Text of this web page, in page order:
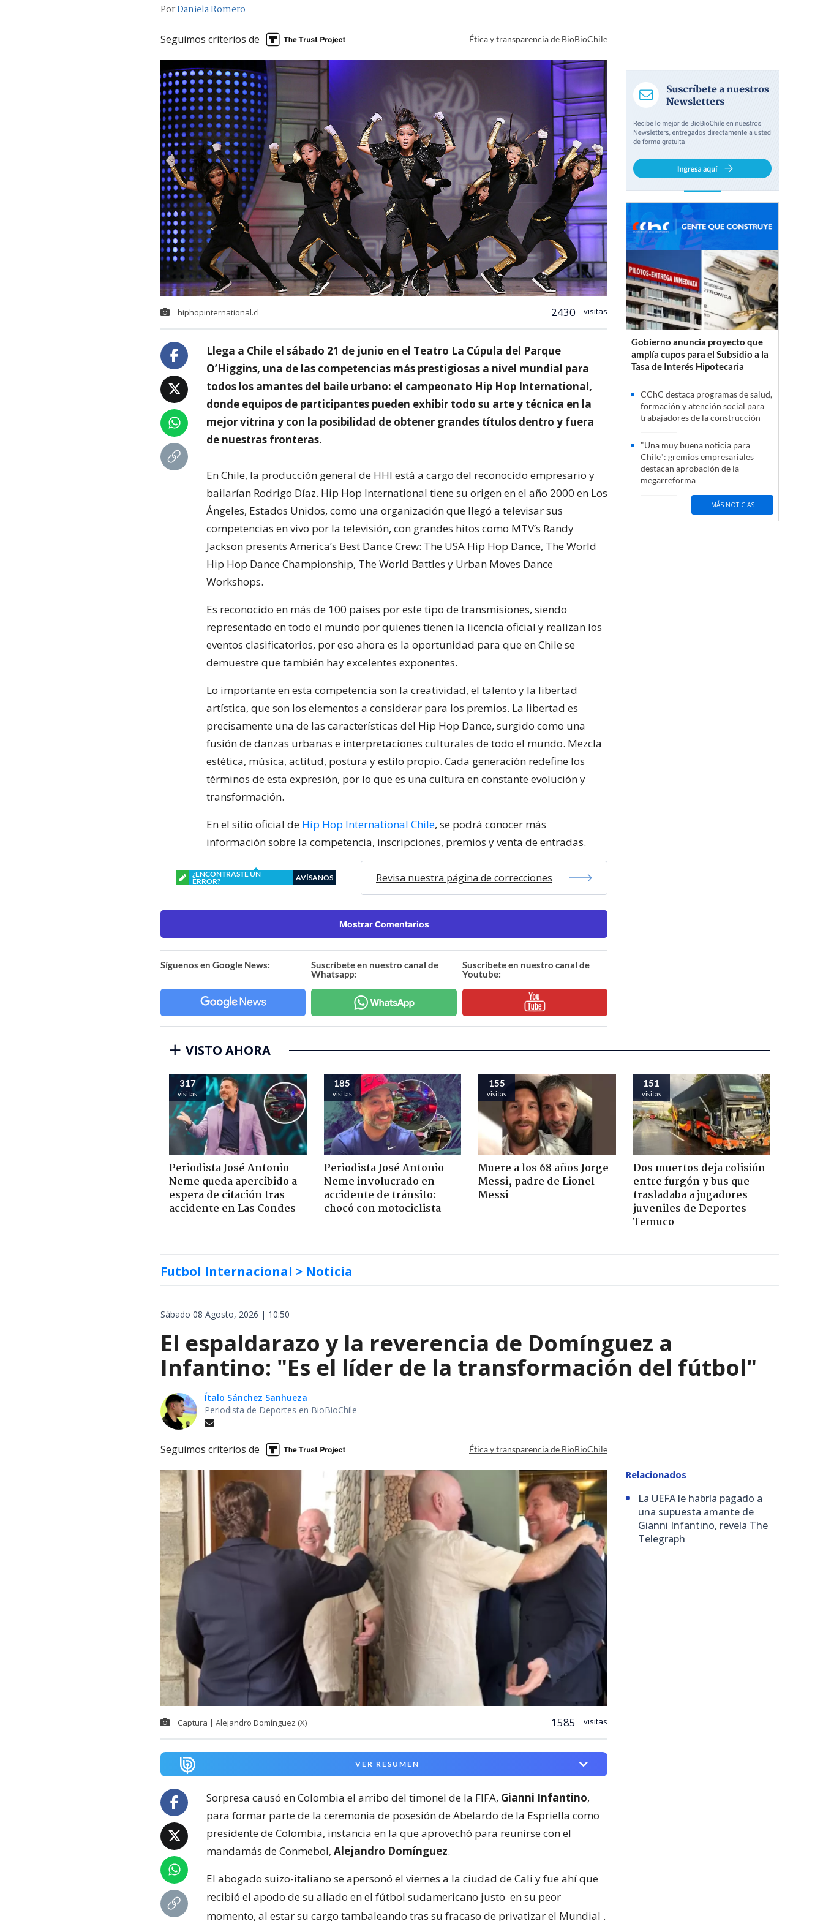
PorDaniela Romero
Seguimos criterios de Ética y transparencia de BioBioChile
hiphopinternational.cl 2430 visitas
Llega a Chile el sábado 21 de junio en el Teatro La Cúpula del Parque
O’Higgins, una de las competencias más prestigiosas a nivel mundial para
todos los amantes del baile urbano: el campeonato Hip Hop International,
donde equipos de participantes pueden exhibir todo su arte y técnica en la
mejor vitrina y con la posibilidad de obtener grandes títulos dentro y fuera
de nuestras fronteras.
En Chile, la producción general de HHI está a cargo del reconocido empresario y
bailarían Rodrigo Díaz. Hip Hop International tiene su origen en el año 2000 en Los
Ángeles, Estados Unidos, como una organización que llegó a televisar sus
competencias en vivo por la televisión, con grandes hitos como MTV’s Randy
Jackson presents America’s Best Dance Crew: The USA Hip Hop Dance, The World
Hip Hop Dance Championship, The World Battles y Urban Moves Dance
Workshops.
Es reconocido en más de 100 países por este tipo de transmisiones, siendo
representado en todo el mundo por quienes tienen la licencia oficial y realizan los
eventos clasificatorios, por eso ahora es la oportunidad para que en Chile se
demuestre que también hay excelentes exponentes.
Lo importante en esta competencia son la creatividad, el talento y la libertad
artística, que son los elementos a considerar para los premios. La libertad es
precisamente una de las características del Hip Hop Dance, surgido como una
fusión de danzas urbanas e interpretaciones culturales de todo el mundo. Mezcla
estética, música, actitud, postura y estilo propio. Cada generación redefine los
términos de esta expresión, por lo que es una cultura en constante evolución y
transformación.
En el sitio oficial de Hip Hop International Chile, se podrá conocer más
información sobre la competencia, inscripciones, premios y venta de entradas.
¿ENCONTRASTE UN
ERROR?
AVÍSANOS Revisa nuestra página de correcciones
Mostrar Comentarios
Síguenos en Google News:
Suscríbete en nuestro canal de
Whatsapp:
Suscríbete en nuestro canal de
Youtube:
Gobierno anuncia proyecto que
amplía cupos para el Subsidio a la
Tasa de Interés Hipotecaria
CChC destaca programas de salud,
formación y atención social para
trabajadores de la construcción
"Una muy buena noticia para
Chile": gremios empresariales
destacan aprobación de la
megarreforma
MÁS NOTICIAS
VISTO AHORA
317
visitas
Periodista José Antonio
Neme queda apercibido a
espera de citación tras
accidente en Las Condes
185
visitas
Periodista José Antonio
Neme involucrado en
accidente de tránsito:
chocó con motociclista
155
visitas
Muere a los 68 años Jorge
Messi, padre de Lionel
Messi
151
visitas
Dos muertos deja colisión
entre furgón y bus que
trasladaba a jugadores
juveniles de Deportes
Temuco
Futbol Internacional > Noticia
Sábado 08 Agosto, 2026 | 10:50
El espaldarazo y la reverencia de Domínguez a
Infantino: "Es el líder de la transformación del fútbol"
Ítalo Sánchez Sanhueza
Periodista de Deportes en BioBioChile
Seguimos criterios de Ética y transparencia de BioBioChile
Captura | Alejandro Domínguez (X) 1585 visitas
VER RESUMEN
Sorpresa causó en Colombia el arribo del timonel de la FIFA, Gianni Infantino,
para formar parte de la ceremonia de posesión de Abelardo de la Espriella como
presidente de Colombia, instancia en la que aprovechó para reunirse con el
mandamás de Conmebol, Alejandro Domínguez.
El abogado suizo-italiano se apersonó el viernes a la ciudad de Cali y fue ahí que
recibió el apodo de su aliado en el fútbol sudamericano justo en su peor
momento, al estar su cargo tambaleando tras su fracaso de privatizar el Mundial .
Relacionados
La UEFA le habría pagado a
una supuesta amante de
Gianni Infantino, revela The
Telegraph